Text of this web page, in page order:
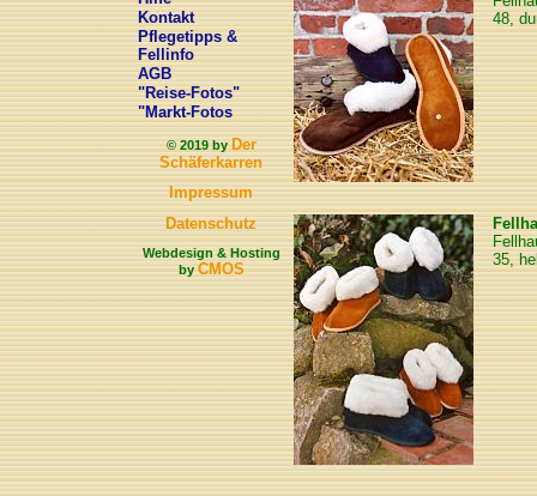
Kontakt
Pflegetipps &
Fellinfo
AGB
"Reise-Fotos"
"Markt-Fotos
© 2019 byDer
Schäferkarren
Impressum
Datenschutz
Webdesign & Hosting
byCMOS
48,
35,